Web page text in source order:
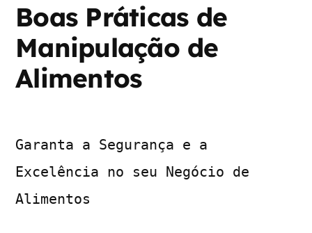
Boas Práticas de
Manipulação de
Alimentos
Garanta a Segurança e a
Excelência no seu Negócio de
Alimentos